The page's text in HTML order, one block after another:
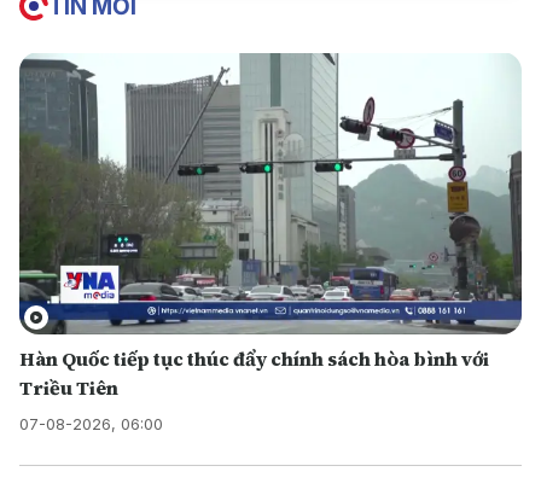
TIN MỚI
Hàn Quốc tiếp tục thúc đẩy chính sách hòa bình với
Triều Tiên
07-08-2026, 06:00